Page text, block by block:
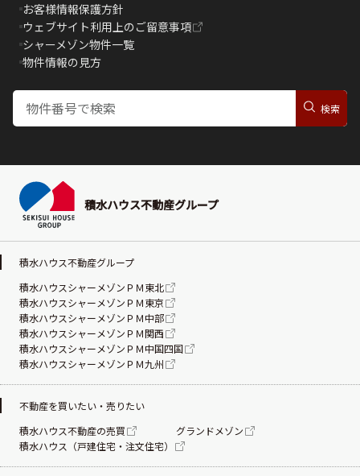
お客様情報保護方針
ウェブサイト利用上のご留意事項
シャーメゾン物件一覧
物件情報の見方
積水ハウス不動産グループ
積水ハウス不動産グループ
積水ハウスシャーメゾンＰＭ東北
積水ハウスシャーメゾンＰＭ東京
積水ハウスシャーメゾンＰＭ中部
積水ハウスシャーメゾンＰＭ関西
積水ハウスシャーメゾンＰＭ中国四国
積水ハウスシャーメゾンＰＭ九州
不動産を買いたい・売りたい
積水ハウス不動産の売買
グランドメゾン
積水ハウス（戸建住宅・注文住宅）